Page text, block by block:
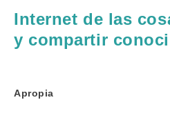
Internet de las
y compartir
Apropia